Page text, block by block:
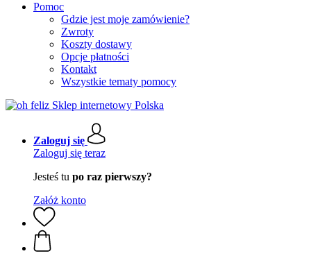
Pomoc
Gdzie jest moje zamówienie?
Zwroty
Koszty dostawy
Opcje płatności
Kontakt
Wszystkie tematy pomocy
Zaloguj się
Zaloguj się teraz
Jesteś tu po raz pierwszy?
Załóż konto